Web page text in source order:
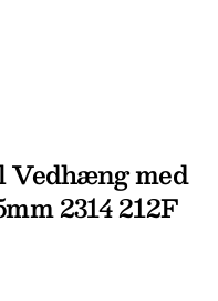
Vedhæng med
2314 212F